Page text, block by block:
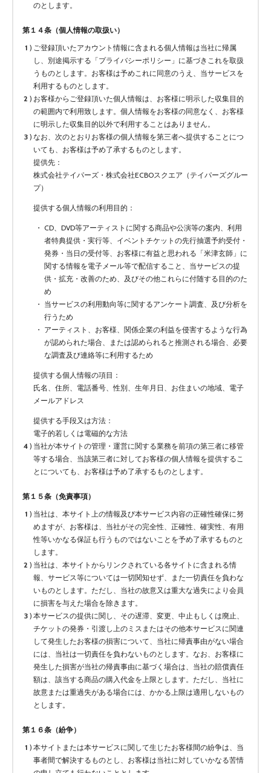
のとします。
第１４条（個人情報の取扱い）
ご登録頂いたアカウント情報に含まれる個人情報は当社に帰属
し、別途掲示する「プライバシーポリシー」に基づきこれを取扱
うものとします。お客様は予めこれに同意のうえ、当サービスを
利用するものとします。
お客様からご登録頂いた個人情報は、お客様に明示した収集目的
の範囲内で利用致します。個人情報をお客様の同意なく、お客様
に明示した収集目的以外で利用することはありません。
なお、次のとおりお客様の個人情報を第三者へ提供することにつ
いても、お客様は予め了承するものとします。
提供先：
株式会社テイパーズ・株式会社ECBOスクエア（テイパーズグルー
プ）
提供する個人情報の利用目的：
CD、DVD等アーティストに関する商品や公演等の案内、利用
者特典提供・実行等、イベントチケットの先行抽選予約受付・
発券・当日の受付等、お客様に有益と思われる「米津玄師」に
関する情報を電子メール等で配信すること、当サービスの提
供・拡充・改善のため、及びその他これらに付随する目的のた
め
当サービスの利用動向等に関するアンケート調査、及び分析を
行うため
アーティスト、お客様、関係企業の利益を侵害するような行為
が認められた場合、または認められると推測される場合、必要
な調査及び連絡等に利用するため
提供する個人情報の項目：
氏名、住所、電話番号、性別、生年月日、お住まいの地域、電子
メールアドレス
提供する手段又は方法：
電子的若しくは電磁的な方法
当社が本サイトの管理・運営に関する業務を前項の第三者に移管
等する場合、当該第三者に対してお客様の個人情報を提供するこ
とについても、お客様は予め了承するものとします。
第１５条（免責事項）
当社は、本サイト上の情報及び本サービス内容の正確性確保に努
めますが、お客様は、当社がその完全性、正確性、確実性、有用
性等いかなる保証も行うものではないことを予め了承するものと
します。
当社は、本サイトからリンクされている各サイトに含まれる情
報、サービス等については一切関知せず、また一切責任を負わな
いものとします。ただし、当社の故意又は重大な過失により会員
に損害を与えた場合を除きます。
本サービスの提供に関し、その遅滞、変更、中止もしくは廃止、
チケットの発券・引渡し上のミスまたはその他本サービスに関連
して発生したお客様の損害について、当社に帰責事由がない場合
には、当社は一切責任を負わないものとします。なお、お客様に
発生した損害が当社の帰責事由に基づく場合は、当社の賠償責任
額は、該当する商品の購入代金を上限とします。ただし、当社に
故意または重過失がある場合には、かかる上限は適用しないもの
とします。
第１６条（紛争）
本サイトまたは本サービスに関して生じたお客様間の紛争は、当
事者間で解決するものとし、お客様は当社に対していかなる苦情